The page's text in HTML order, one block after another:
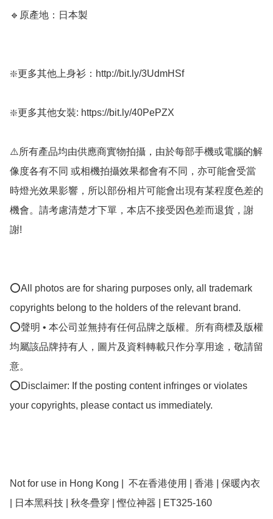
🔹原產地：日本製
❇️更多其他上身衫：http://bit.ly/3UdmHSf
❇️更多其他女裝: https://bit.ly/40PePZX
⚠️所有產品均由供應商實物拍攝，由於每部手機或電腦的解
像度各有不同 或相機拍攝效果都會有不同，亦可能會受當
時燈光效果影響，所以部份相片可能會出現有某程度色差的
機會。請考慮清楚才下單，本店不接受因色差而退貨，謝
謝!
⭕All photos are for sharing purposes only, all trademark
copyrights belong to the holders of the relevant brand.
⭕聲明 • 本公司並無持有任何品牌之版權。所有商標及版權
均屬該品牌持有人，圖片及資料轉載只作分享用途，敬請留
意。
⭕Disclaimer: If the posting content infringes or violates
your copyrights, please contact us immediately.
Not for use in Hong Kong |  不在香港使用 | 香港 | ﻿保暖內衣
| 日本黑科技 | 秋冬疊穿 | 慳位神器 | ET325-160